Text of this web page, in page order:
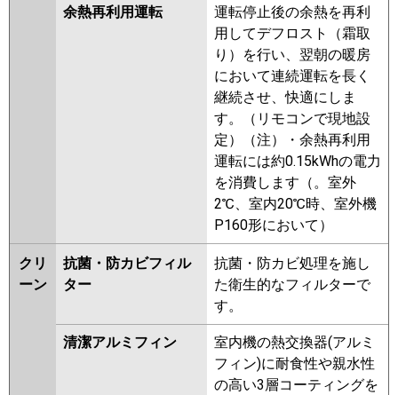
余熱再利用運転
運転停止後の余熱を再利
用してデフロスト（霜取
り）を行い、翌朝の暖房
において連続運転を長く
継続させ、快適にしま
す。（リモコンで現地設
定）（注）・余熱再利用
運転には約0.15kWhの電力
を消費します（。室外
2℃、室内20℃時、室外機
P160形において）
クリ
ーン
抗菌・防カビフィル
ター
抗菌・防カビ処理を施し
た衛生的なフィルターで
す。
清潔アルミフィン
室内機の熱交換器(アルミ
フィン)に耐食性や親水性
の高い3層コーティングを